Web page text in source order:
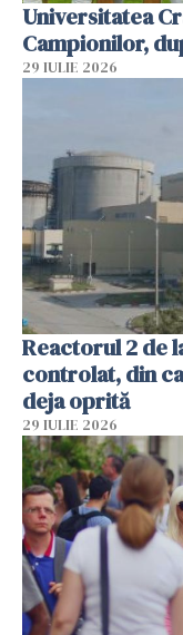
Universitatea
Campionilor,
29 IULIE 2026
Reactorul 2 de
controlat, din
deja oprită
29 IULIE 2026